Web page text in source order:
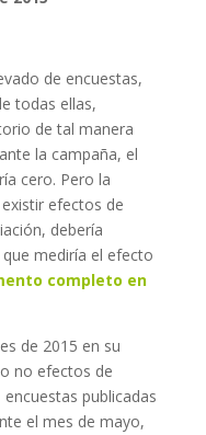
de encuestas,
todas ellas,
de tal manera
la campaña, el
cero. Pero la
efectos de
debería
mediría el efecto
completo en
de 2015 en su
no efectos de
publicadas
el mes de mayo,